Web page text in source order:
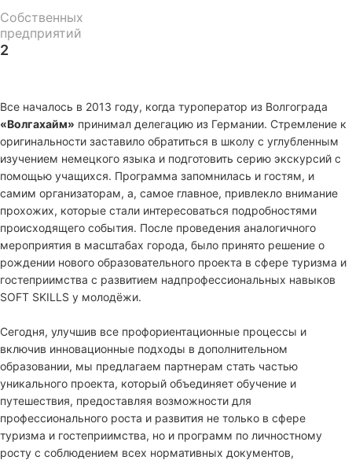
Собственных
предприятий
2
Все началось в 2013 году, когда туроператор из Волгограда
«Волгахайм» принимал делегацию из Германии. Стремление к
оригинальности заставило обратиться в школу с углубленным
изучением немецкого языка и подготовить серию экскурсий с
помощью учащихся. Программа запомнилась и гостям, и
самим организаторам, а, самое главное, привлекло внимание
прохожих, которые стали интересоваться подробностями
происходящего события. После проведения аналогичного
мероприятия в масштабах города, было принято решение о
рождении нового образовательного проекта в сфере туризма и
гостеприимства с развитием надпрофессиональных навыков
SOFT SKILLS у молодёжи.
Сегодня, улучшив все профориентационные процессы и
включив инновационные подходы в дополнительном
образовании, мы предлагаем партнерам стать частью
уникального проекта, который объединяет обучение и
путешествия, предоставляя возможности для
профессионального роста и развития не только в сфере
туризма и гостеприимства, но и программ по личностному
росту с соблюдением всех нормативных документов,